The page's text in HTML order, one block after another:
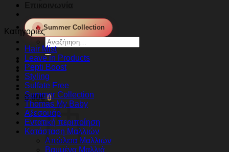
🔥 Summer Collection
Αναζήτηση
για:
0,00€ 0
Κατηγορίες
Hair Mist
Leave in Products
Pepti Boost
Styling
Sulfate Free
Summer Collection
Thomas My Baby
Αξεσουάρ
Εντατική περιποίηση
Κατάσταση Μαλλιών
Απώλεια Μαλλιών
Βαμμένα Μαλλιά